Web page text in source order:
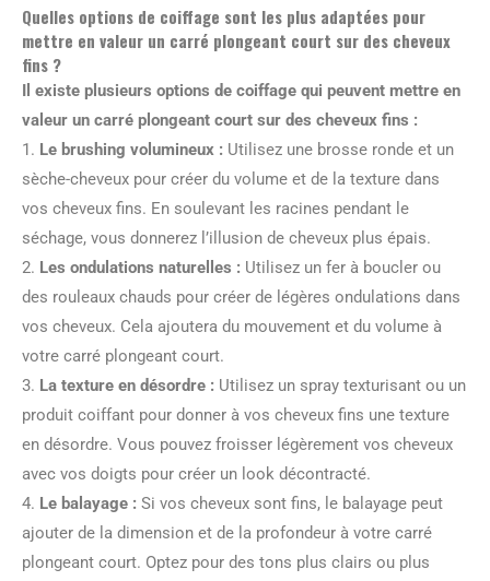
Quelles options de coiffage sont les plus adaptées pour
mettre en valeur un carré plongeant court sur des cheveux
fins ?
Il existe plusieurs options de coiffage qui peuvent mettre en
valeur un carré plongeant court sur des cheveux fins :
1. Le brushing volumineux : Utilisez une brosse ronde et un
sèche-cheveux pour créer du volume et de la texture dans
vos cheveux fins. En soulevant les racines pendant le
séchage, vous donnerez l’illusion de cheveux plus épais.
2. Les ondulations naturelles : Utilisez un fer à boucler ou
des rouleaux chauds pour créer de légères ondulations dans
vos cheveux. Cela ajoutera du mouvement et du volume à
votre carré plongeant court.
3. La texture en désordre : Utilisez un spray texturisant ou un
produit coiffant pour donner à vos cheveux fins une texture
en désordre. Vous pouvez froisser légèrement vos cheveux
avec vos doigts pour créer un look décontracté.
4. Le balayage : Si vos cheveux sont fins, le balayage peut
ajouter de la dimension et de la profondeur à votre carré
plongeant court. Optez pour des tons plus clairs ou plus